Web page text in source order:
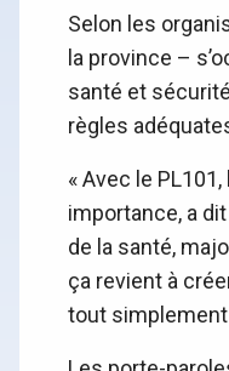
Selon les
la province –
santé et
règles
« Avec le
importance, a
de la santé,
ça revient à
tout